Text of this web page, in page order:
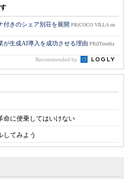
付きのシェア別荘を展開 PR(COCO VILLA on
生成AI導入を成功させる理由 PR(ITmedia
Recommended by
命に便乗してはいけない
してみよう